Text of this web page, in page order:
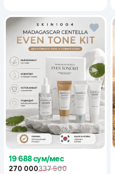
19 688 сум/мес
270 000337 500